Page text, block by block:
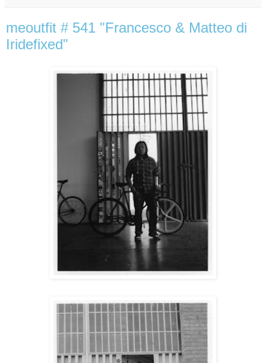
meoutfit # 541 "Francesco & Matteo di
Iridefixed"